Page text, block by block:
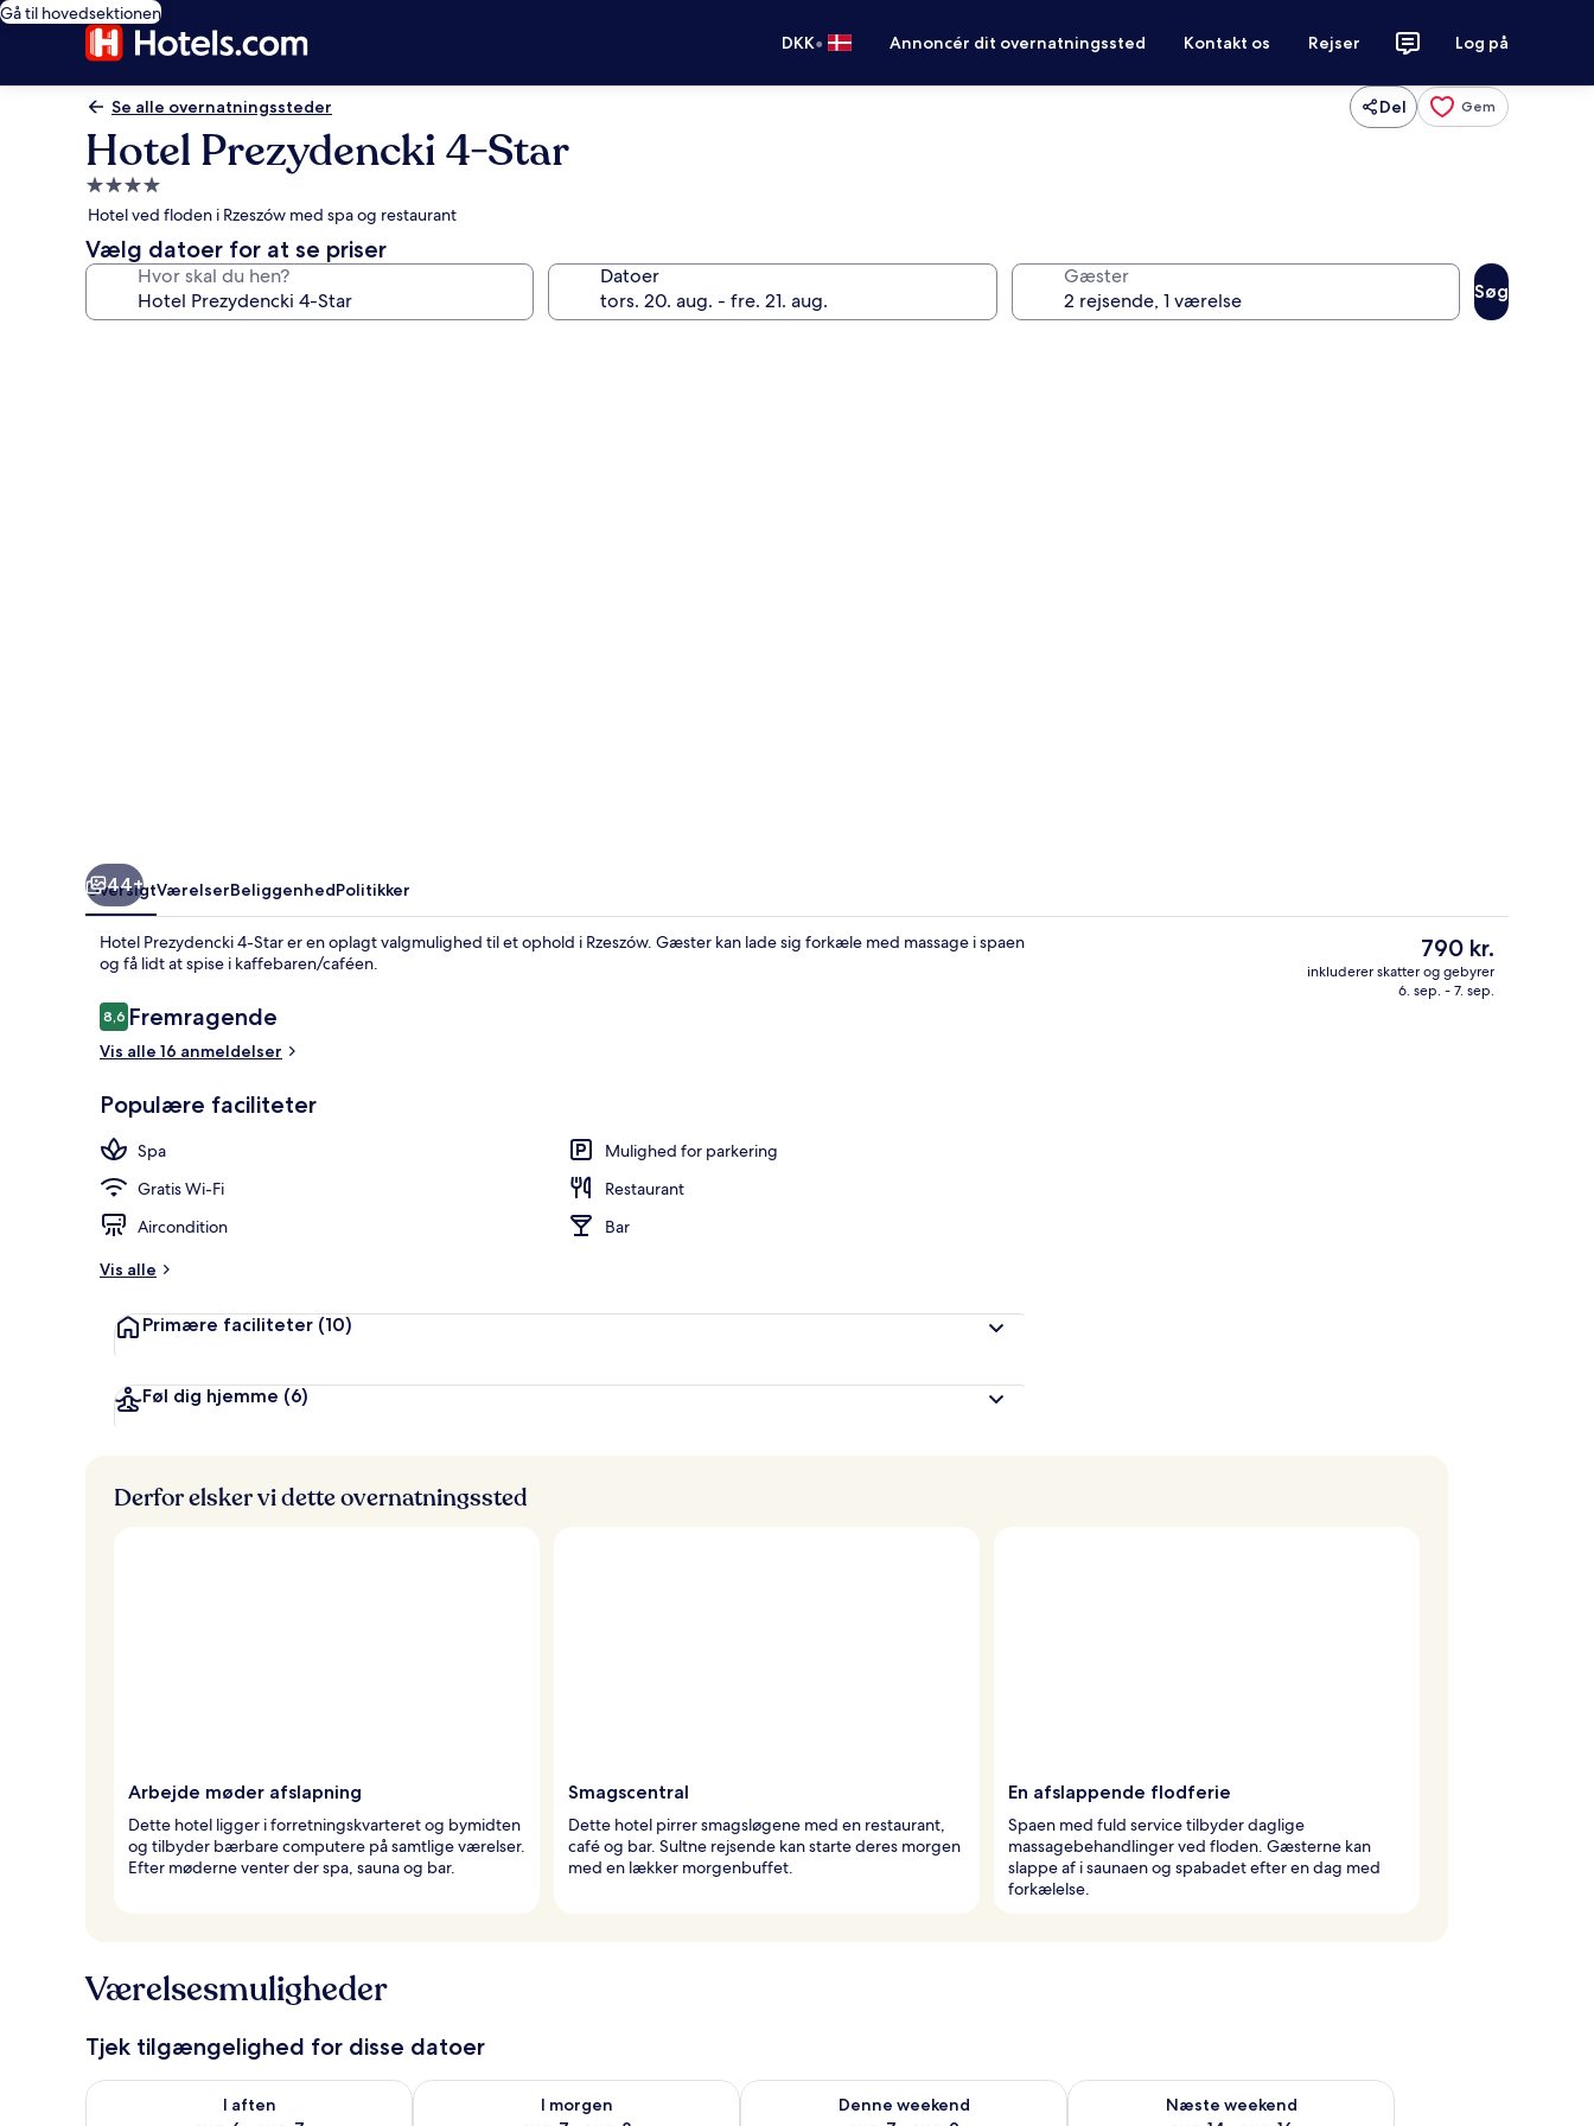
Gå til hovedsektionen
DKK• Annoncér dit overnatningssted Kontakt os Rejser Log på
Se alle overnatningssteder Del Gem
Hotel Prezydencki 4-Star
4.0-
stjernet
overnatningssted
Hotel ved floden i Rzeszów med spa og restaurant
Vælg datoer for at se priser
Hvor skal du hen? Datoer Gæster
Søg
Sauna, boblebad, massagebehandlinger
Morgenmadsbuffet hver dag mod et
44+
OversigtVærelserBeliggenhedPolitikker
Hotel Prezydencki 4-Star er en oplagt valgmulighed til et ophold i Rzeszów. Gæster kan lade sig forkæle med massage i spaen
og få lidt at spise i kaffebaren/caféen.
Anmeldelser
8,68,6 ud af 10.
Fremragende
Vis alle 16 anmeldelser
Populære faciliteter
Spa
Mulighed for parkering
Gratis Wi-Fi
Restaurant
Aircondition
Bar
Vis alle
Primære faciliteter (10)
Føl dig hjemme (6)
Den
nuværende
pris
790 kr.
inkluderer skatter og gebyrer
6. sep. - 7. sep.
Derfor elsker vi dette overnatningssted
Arbejde møder afslapning
Dette hotel ligger i forretningskvarteret og bymidten
og tilbyder bærbare computere på samtlige værelser.
Efter møderne venter der spa, sauna og bar.
Smagscentral
Dette hotel pirrer smagsløgene med en restaurant,
café og bar. Sultne rejsende kan starte deres morgen
med en lækker morgenbuffet.
En afslappende flodferie
Spaen med fuld service tilbyder daglige
massagebehandlinger ved floden. Gæsterne kan
slappe af i saunaen og spabadet efter en dag med
forkælelse.
Værelsesmuligheder
Tjek tilgængelighed for disse datoer
I aften
Tjek tilgængelighed for i aften aug. 6 - aug. 7
I morgen
Tjek tilgængelighed for i morgen aug. 7 - aug. 8
Denne weekend
Tjek tilgængelighed for denne weekend aug. 7 - aug. 9
Næste weekend
Tjek tilgængelighed for næste weekend aug. 14 - aug. 16